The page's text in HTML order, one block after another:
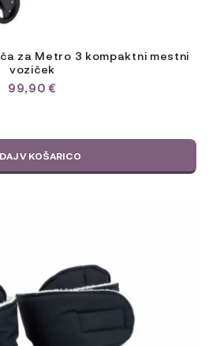
za Metro 3 kompaktni mestni
voziček
99,90€
V KOŠARICO